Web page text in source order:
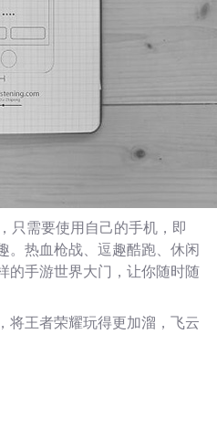
只需要使用自己的手机，即
。热血枪战、逗趣酷跑、休闲
的手游世界大门，让你随时随
将王者荣耀玩得更加溜，飞云